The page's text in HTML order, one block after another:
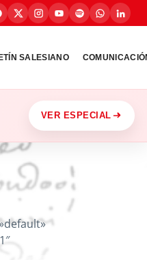
SALESIANO
VER ESPECIAL